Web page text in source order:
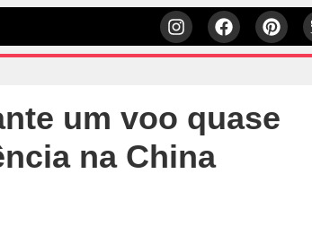
um voo quase
na China